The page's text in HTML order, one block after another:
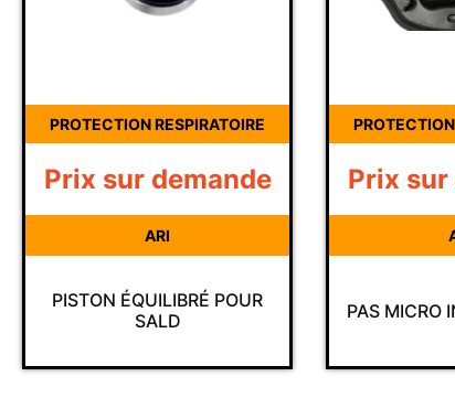
POUR
PROTECTION RESPIRATOIRE
PAS MICRO INTERVENTION
Prix sur demande